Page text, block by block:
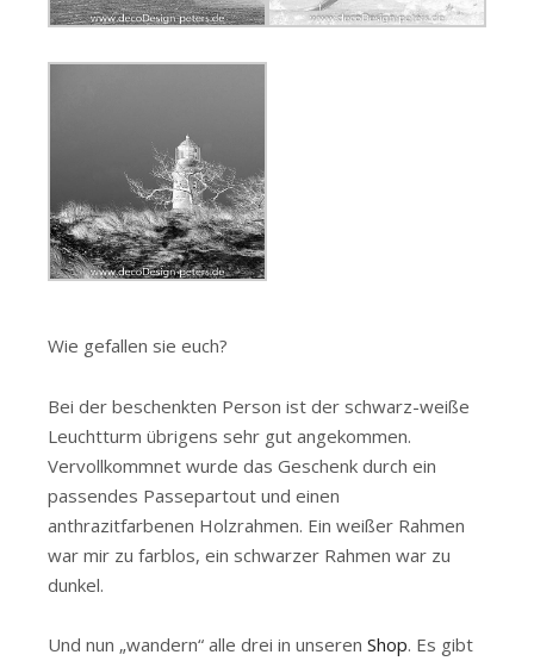
Wie gefallen sie euch?
Bei der beschenkten Person ist der schwarz-weiße
Leuchtturm übrigens sehr gut angekommen.
Vervollkommnet wurde das Geschenk durch ein
passendes Passepartout und einen
anthrazitfarbenen Holzrahmen. Ein weißer Rahmen
war mir zu farblos, ein schwarzer Rahmen war zu
dunkel.
Und nun „wandern“ alle drei in unseren Shop. Es gibt